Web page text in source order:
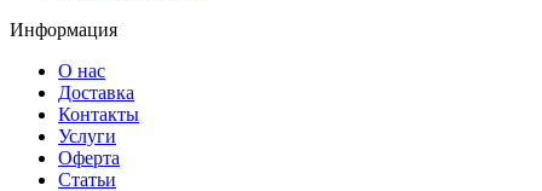
Информация
О нас
Доставка
Контакты
Услуги
Оферта
Статьи